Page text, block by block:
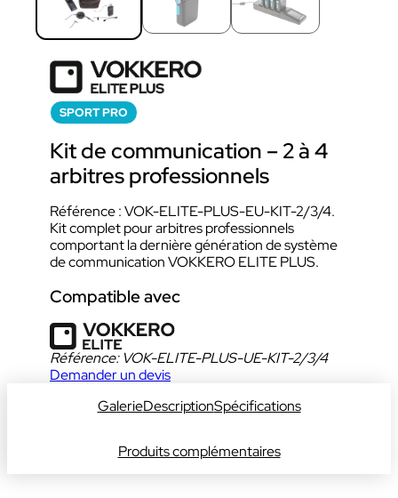
SPORT PRO
Kit de communication – 2 à 4
arbitres professionnels
Référence : VOK-ELITE-PLUS-EU-KIT-2/3/4.
Kit complet pour arbitres professionnels
comportant la dernière génération de système
de communication VOKKERO ELITE PLUS.
Compatible avec
Référence: VOK-ELITE-PLUS-UE-KIT-2/3/4
Demander un devis
GalerieDescriptionSpécifications
Produits complémentaires